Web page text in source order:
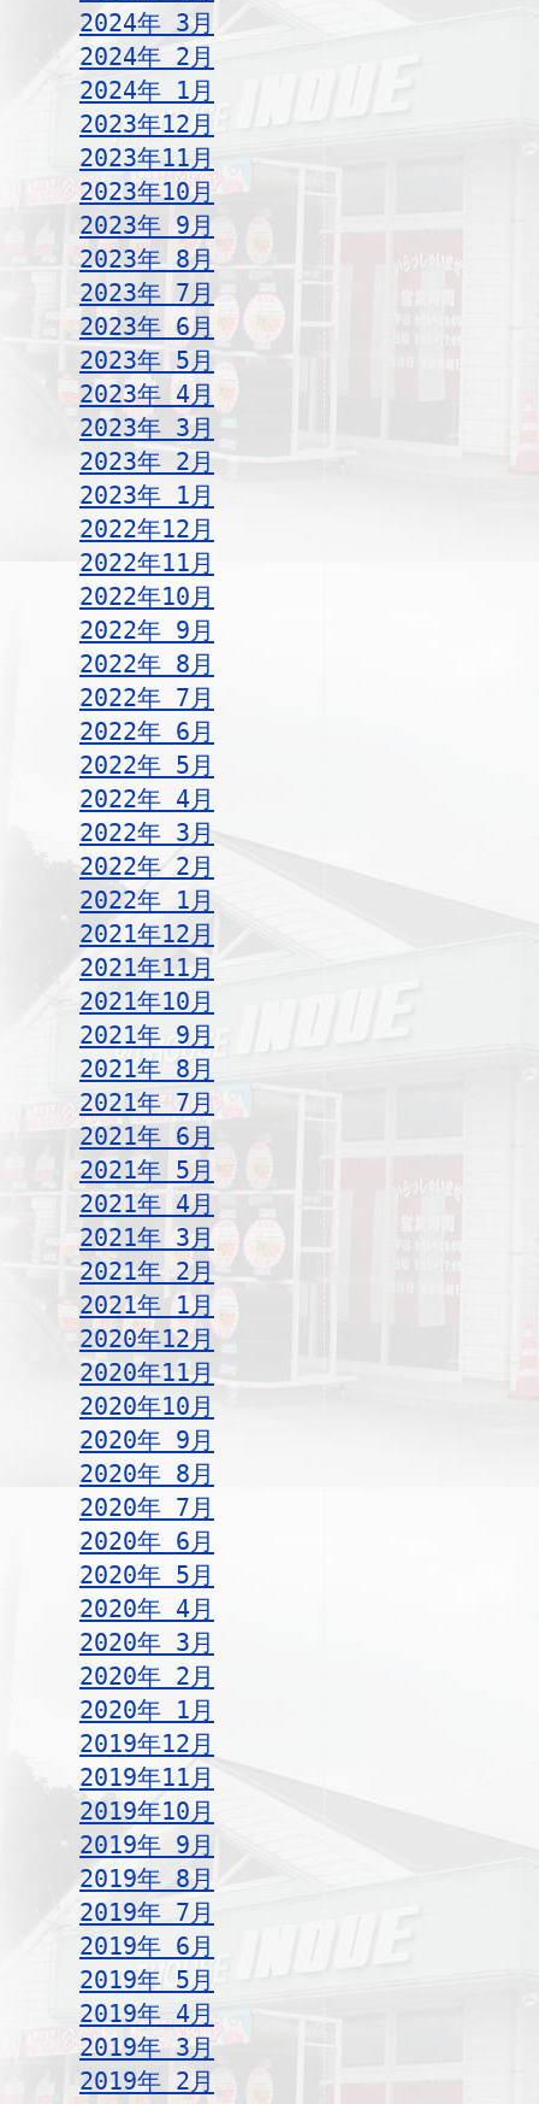
2024年 3月
2024年 2月
2024年 1月
2023年12月
2023年11月
2023年10月
2023年 9月
2023年 8月
2023年 7月
2023年 6月
2023年 5月
2023年 4月
2023年 3月
2023年 2月
2023年 1月
2022年12月
2022年11月
2022年10月
2022年 9月
2022年 8月
2022年 7月
2022年 6月
2022年 5月
2022年 4月
2022年 3月
2022年 2月
2022年 1月
2021年12月
2021年11月
2021年10月
2021年 9月
2021年 8月
2021年 7月
2021年 6月
2021年 5月
2021年 4月
2021年 3月
2021年 2月
2021年 1月
2020年12月
2020年11月
2020年10月
2020年 9月
2020年 8月
2020年 7月
2020年 6月
2020年 5月
2020年 4月
2020年 3月
2020年 2月
2020年 1月
2019年12月
2019年11月
2019年10月
2019年 9月
2019年 8月
2019年 7月
2019年 6月
2019年 5月
2019年 4月
2019年 3月
2019年 2月